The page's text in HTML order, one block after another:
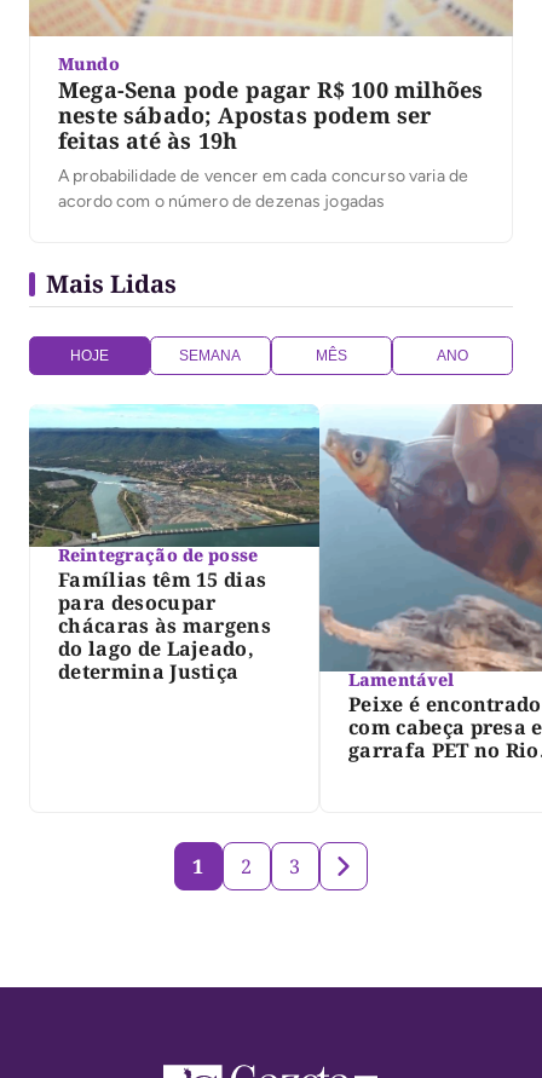
Mundo
Mega-Sena pode pagar R$ 100 milhões
neste sábado; Apostas podem ser
feitas até às 19h
A probabilidade de vencer em cada concurso varia de
acordo com o número de dezenas jogadas
Mais Lidas
HOJE SEMANA MÊS ANO
Reintegração de posse
Famílias têm 15 dias
para desocupar
chácaras às margens
do lago de Lajeado,
determina Justiça
Lamentável
Peixe é encontrado
com cabeça presa
garrafa PET no Rio
1
2 3